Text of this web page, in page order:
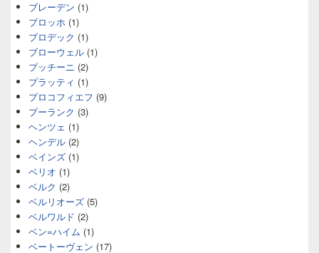
ブレーデン (1)
ブロッホ (1)
ブロデック (1)
ブローウェル (1)
プッチーニ (2)
プラッティ (1)
プロコフィエフ (9)
プーランク (3)
ヘンツェ (1)
ヘンデル (2)
ベインズ (1)
ベリオ (1)
ベルク (2)
ベルリオーズ (5)
ベルワルド (2)
ベン=ハイム (1)
ベートーヴェン (17)